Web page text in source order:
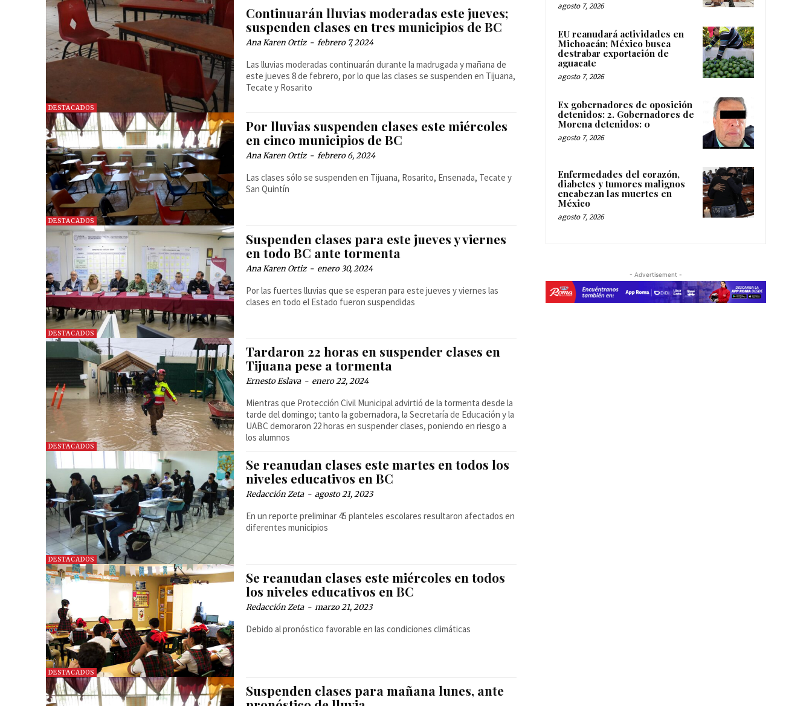
DESTACADOS
Continuarán lluvias moderadas este jueves;
suspenden clases en tres municipios de BC
Ana Karen Ortiz - febrero 7, 2024
Las lluvias moderadas continuarán durante la madrugada y mañana de
este jueves 8 de febrero, por lo que las clases se suspenden en Tijuana,
Tecate y Rosarito
DESTACADOS
Por lluvias suspenden clases este miércoles
en cinco municipios de BC
Ana Karen Ortiz - febrero 6, 2024
Las clases sólo se suspenden en Tijuana, Rosarito, Ensenada, Tecate y
San Quintín
DESTACADOS
Suspenden clases para este jueves y viernes
en todo BC ante tormenta
Ana Karen Ortiz - enero 30, 2024
Por las fuertes lluvias que se esperan para este jueves y viernes las
clases en todo el Estado fueron suspendidas
DESTACADOS
Tardaron 22 horas en suspender clases en
Tijuana pese a tormenta
Ernesto Eslava - enero 22, 2024
Mientras que Protección Civil Municipal advirtió de la tormenta desde la
tarde del domingo; tanto la gobernadora, la Secretaría de Educación y la
UABC demoraron 22 horas en suspender clases, poniendo en riesgo a
los alumnos
DESTACADOS
Se reanudan clases este martes en todos los
niveles educativos en BC
Redacción Zeta - agosto 21, 2023
En un reporte preliminar 45 planteles escolares resultaron afectados en
diferentes municipios
DESTACADOS
Se reanudan clases este miércoles en todos
los niveles educativos en BC
Redacción Zeta - marzo 21, 2023
Debido al pronóstico favorable en las condiciones climáticas
Suspenden clases para mañana lunes, ante
agosto 7, 2026
EU reanudará actividades en
Michoacán; México busca
destrabar exportación de
aguacate
agosto 7, 2026
Ex gobernadores de oposición
detenidos: 2. Gobernadores de
Morena detenidos: 0
agosto 7, 2026
Enfermedades del corazón,
diabetes y tumores malignos
encabezan las muertes en
México
agosto 7, 2026
- Advertisement -